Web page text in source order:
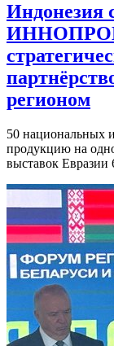
Индонезия
регионом
50 национальных
продукцию на
выставок Евразии